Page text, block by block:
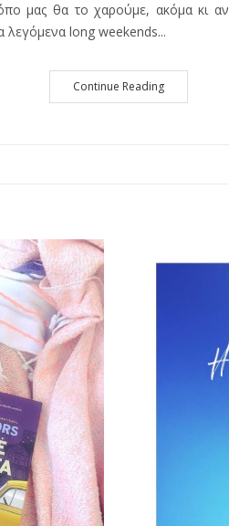
μας θα το χαρούμε, ακόμα κι
long weekends...
Continue Reading